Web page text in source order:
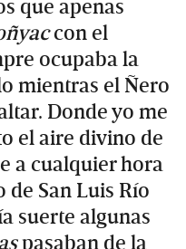
que apenas
con el
ocupaba la
mientras el Ñero
Donde yo me
el aire divino de
a cualquier hora
de San Luis Río
suerte algunas